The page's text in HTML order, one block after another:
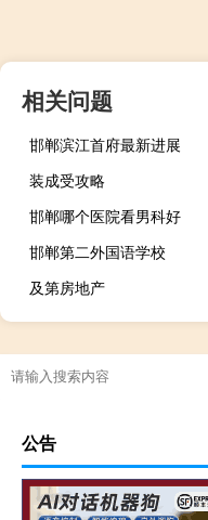
相关问题
邯郸滨江首府最新进展
装成受攻略
邯郸哪个医院看男科好
邯郸第二外国语学校
及第房地产
公告